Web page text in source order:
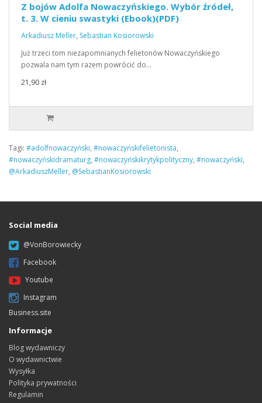
Z bojów Adolfa Nowaczyńskiego. Wybór źródeł,
t. 3. W cieniu swastyki (Ebook)(PDF)
Arkadiusz Meller, Sebastian Kosiorowski
Już trzeci tom niezapomnianych felietonów Nowaczyńskiego
pozwala nam tym razem powrócić do…
21,90 zł
Tagi: #adolfnowaczyński, #nowaczyńskifelietonista,
#nowaczyńskidramaturg, #nowaczyńskikrytykpolityczny, #nowaczyński,
@ArkadiuszMeller, @SebastianKosiorowski
Social media
@VonBorowiecky
Facebook
Youtube
Instagram
Business.site
Informacje
Blog wydawniczy
O wydawnictwie
Wysyłka
Polityka prywatności
Regulamin